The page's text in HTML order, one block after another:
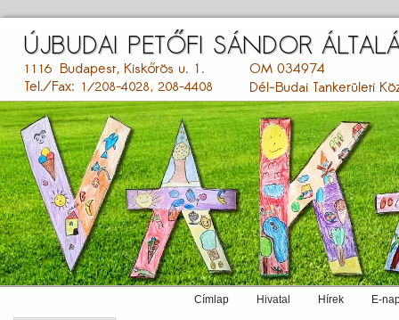
tartalomra
Címlap Hivatal Hírek E-